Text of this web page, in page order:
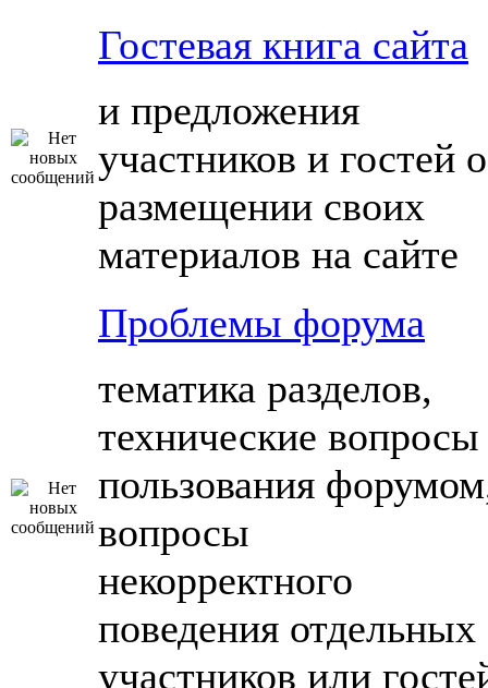
Гостевая книга сайта
и предложения
участников и гостей о
размещении своих
материалов на сайте
Проблемы форума
тематика разделов,
технические вопросы
пользования
вопросы
некорректного
поведения отдельных
участников или